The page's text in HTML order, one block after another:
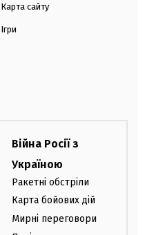
Карта сайту
Ігри
Війна Росії з
Україною
Ракетні обстріли
Карта бойових дій
Мирні переговори